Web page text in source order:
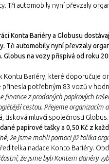
Tři automobily nyní převzaly
Konta Bariéry a Globusu
Tři automobily nyní převzaly
na vozy přispívá od roku
Bariéry, které doporučuje
potřebným 83 vozů v
finance z prodaných papírových
cestou. Přejeme organizacím
tisková mluvčí společnosti Globus.
papírové tašky a 0,50 Kč z
že jsme mohli pomoci již tolika
nadace Konto Bariéry.
že jsme byli Kontem Bariéry